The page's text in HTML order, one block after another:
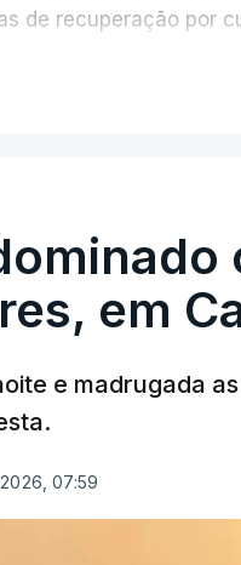
de recuperação por
ON HTML5 MEDIA
em
e madrugada
07:59